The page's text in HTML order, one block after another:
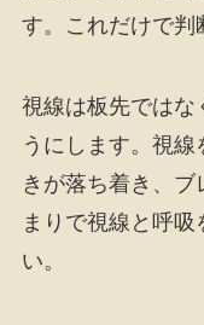
す。これだけで判
視線は板先ではな
うにします。視
きが落ち着き、
まりで視線と呼吸
い。